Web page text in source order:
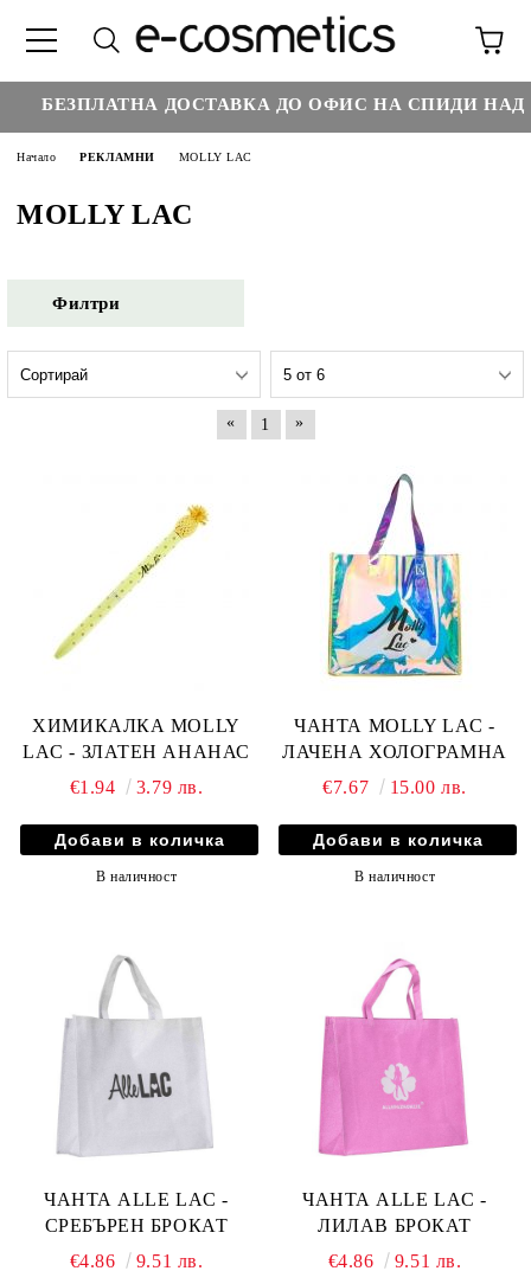
БЕЗПЛАТНА ДОСТАВКА ДО ОФИС НА СПИДИ НАД :
Начало РЕКЛАМНИ MOLLY LAC
MOLLY LAC
Филтри
« 1 »
ХИМИКАЛКА MOLLY
LAC - ЗЛАТЕН АНАНАС
€1.94
3.79 лв.
В наличност
ЧАНТА MOLLY LAC -
ЛАЧЕНА ХОЛОГРАМНА
€7.67
15.00 лв.
В наличност
ЧАНТА ALLE LAC -
СРЕБЪРЕН БРОКАТ
€4.86
9.51 лв.
ЧАНТА ALLE LAC -
ЛИЛАВ БРОКАТ
€4.86
9.51 лв.